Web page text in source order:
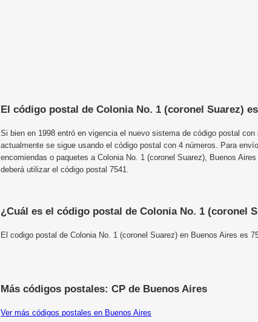
El código postal de Colonia No. 1 (coronel Suarez)
Si bien en 1998 entró en vigencia el nuevo sistema de código postal con
actualmente se sigue usando el código postal con 4 números. Para
encomiendas o paquetes a Colonia No. 1 (coronel Suarez), Buenos
deberá utilizar el código postal 7541.
¿Cuál es el código postal de Colonia No. 1 (coronel
El codigo postal de Colonia No. 1 (coronel Suarez) en Buenos Aires es
Más códigos postales: CP de Buenos Aires
Ver más códigos postales en Buenos Aires